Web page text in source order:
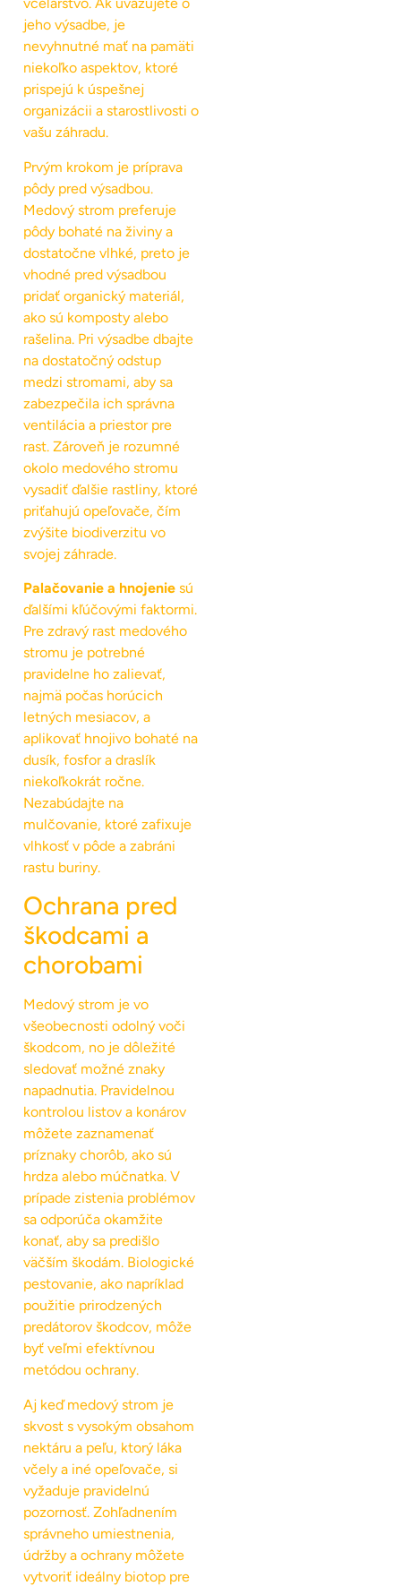
jeho výsadbe, je
nevyhnutné mať na pamäti
niekoľko aspektov, ktoré
prispejú k úspešnej
organizácii a starostlivosti o
vašu záhradu.
Prvým krokom je príprava
pôdy pred výsadbou.
Medový strom preferuje
pôdy bohaté na živiny a
dostatočne vlhké, preto je
vhodné pred výsadbou
pridať organický materiál,
ako sú komposty alebo
rašelina. Pri výsadbe dbajte
na dostatočný odstup
medzi stromami, aby sa
zabezpečila ich správna
ventilácia a priestor pre
rast. Zároveň je rozumné
okolo medového stromu
vysadiť ďalšie rastliny, ktoré
priťahujú opeľovače, čím
zvýšite biodiverzitu vo
svojej záhrade.
Palačovanie a hnojenie sú
ďalšími kľúčovými faktormi.
Pre zdravý rast medového
stromu je potrebné
pravidelne ho zalievať,
najmä počas horúcich
letných mesiacov, a
aplikovať hnojivo bohaté na
dusík, fosfor a draslík
niekoľkokrát ročne.
Nezabúdajte na
mulčovanie, ktoré zafixuje
vlhkosť v pôde a zabráni
rastu buriny.
Ochrana pred
škodcami a
chorobami
Medový strom je vo
všeobecnosti odolný voči
škodcom, no je dôležité
sledovať možné znaky
napadnutia. Pravidelnou
kontrolou listov a konárov
môžete zaznamenať
príznaky chorôb, ako sú
hrdza alebo múčnatka. V
prípade zistenia problémov
sa odporúča okamžite
konať, aby sa predišlo
väčším škodám. Biologické
pestovanie, ako napríklad
použitie prirodzených
predátorov škodcov, môže
byť veľmi efektívnou
metódou ochrany.
Aj keď medový strom je
skvost s vysokým obsahom
nektáru a peľu, ktorý láka
včely a iné opeľovače, si
vyžaduje pravidelnú
pozornosť. Zohľadnením
správneho umiestnenia,
údržby a ochrany môžete
vytvoriť ideálny biotop pre